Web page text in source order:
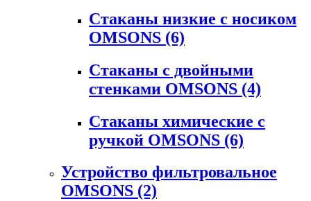
Стаканы низкие с носиком
OMSONS (6)
Стаканы с двойными
стенками OMSONS (4)
Стаканы химические с
ручкой OMSONS (6)
Устройство фильтровальное
OMSONS (2)